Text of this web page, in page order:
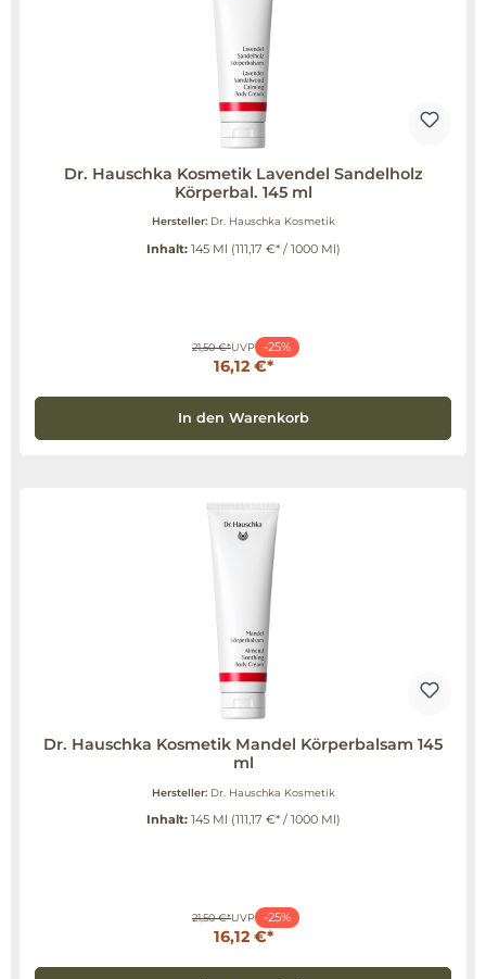
Dr. Hauschka Kosmetik Lavendel Sandelholz
Körperbal. 145 ml
Hersteller: Dr. Hauschka Kosmetik
Inhalt: 145 Ml (111,17 €* / 1000 Ml)
21,50 €*UVP -25%
16,12 €*
In den Warenkorb
Dr. Hauschka Kosmetik Mandel Körperbalsam 145
ml
Hersteller: Dr. Hauschka Kosmetik
Inhalt: 145 Ml (111,17 €* / 1000 Ml)
21,50 €*UVP -25%
16,12 €*